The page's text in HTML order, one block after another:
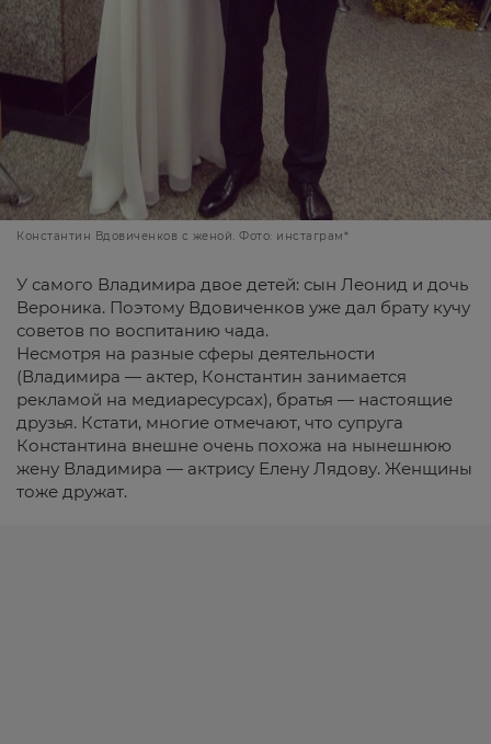
Константин Вдовиченков с женой. Фото: инстаграм*
У самого Владимира двое детей: сын Леонид и дочь
Вероника. Поэтому Вдовиченков уже дал брату кучу
советов по воспитанию чада.
Несмотря на разные сферы деятельности
(Владимира — актер, Константин занимается
рекламой на медиаресурсах), братья — настоящие
друзья. Кстати, многие отмечают, что супруга
Константина внешне очень похожа на нынешнюю
жену Владимира — актрису Елену Лядову. Женщины
тоже дружат.